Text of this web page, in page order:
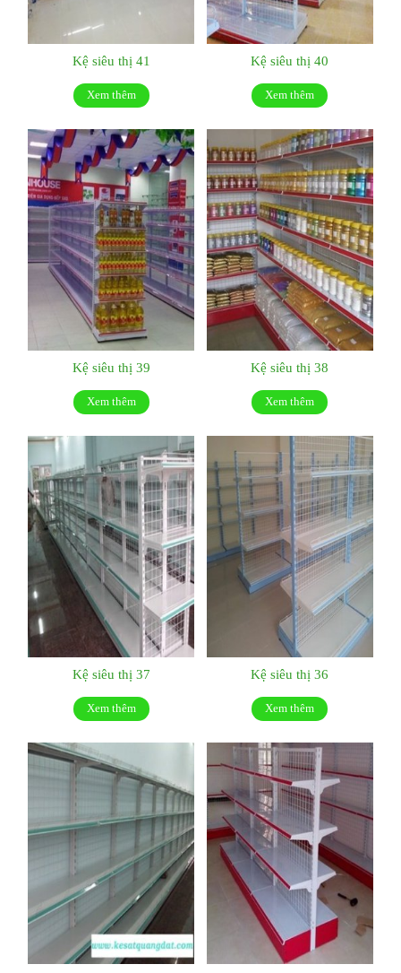
Kệ siêu thị 41
Xem thêm
Kệ siêu thị 40
Xem thêm
Kệ siêu thị 39
Xem thêm
Kệ siêu thị 38
Xem thêm
Kệ siêu thị 37
Xem thêm
Kệ siêu thị 36
Xem thêm